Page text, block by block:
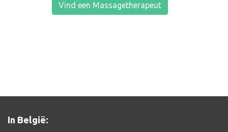
Vind een Massagetherapeut
In België: